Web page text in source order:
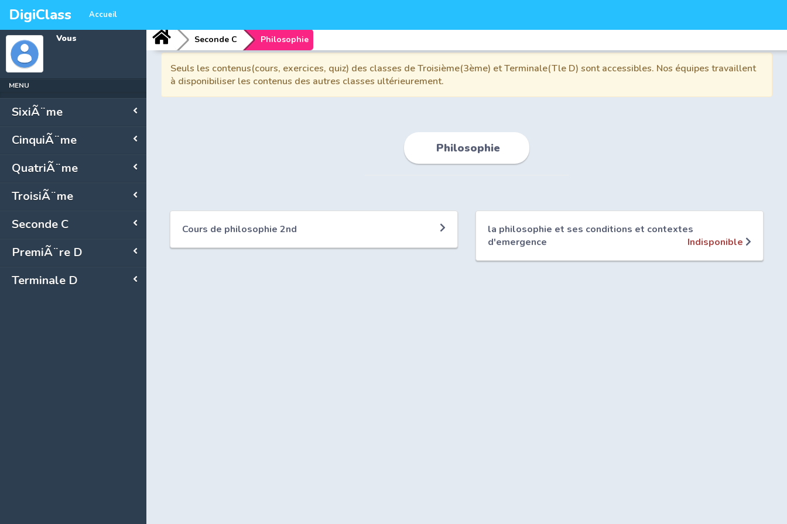
DigiClass Accueil
Vous
MENU
SixiÃ¨me
CinquiÃ¨me
QuatriÃ¨me
TroisiÃ¨me
Seconde C
PremiÃ¨re D
Terminale D
Seconde C Philosophie
Seuls les contenus(cours, exercices, quiz) des classes de Troisième(3ème) et Terminale(Tle D) sont accessibles. Nos équipes travaillent
à disponibiliser les contenus des autres classes ultérieurement.
Philosophie
Cours de philosophie 2nd
la philosophie et ses conditions et contextes
d'emergence
Indisponible